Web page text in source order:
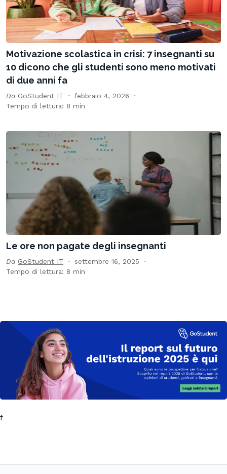
Motivazione scolastica in crisi: 7 insegnanti su
10 dicono che gli studenti sono meno motivati
di due anni fa
Da GoStudent IT
febbraio 4, 2026
Tempo di lettura: 8 min
Le ore non pagate degli insegnanti
Da GoStudent IT
settembre 16, 2025
Tempo di lettura: 8 min
f